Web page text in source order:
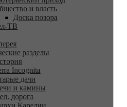
и власть
Доска позора
ТВ
разделы
Incognita
дачи
и камины
дорога
Карелии